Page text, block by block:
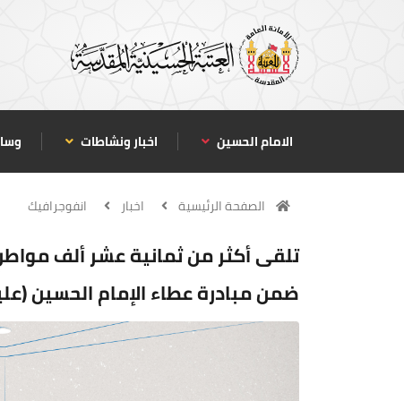
الامام الحسين اخبار ونشاطات
الصفحة الرئيسية اخبار انفوجرافيك
تلقى أكثر من ثمانية عشر ألف
ضمن مبادرة عطاء الإمام الحسين